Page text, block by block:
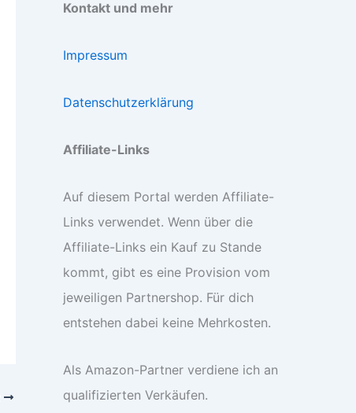
Kontakt und mehr
Impressum
Datenschutzerklärung
Affiliate-Links
Auf diesem Portal werden Affiliate-
Links verwendet. Wenn über die
Affiliate-Links ein Kauf zu Stande
kommt, gibt es eine Provision vom
jeweiligen Partnershop. Für dich
entstehen dabei keine Mehrkosten.
Als Amazon-Partner verdiene ich an
qualifizierten Verkäufen.